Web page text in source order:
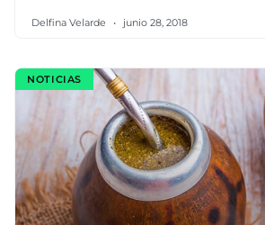
Delfina Velarde junio 28, 2018
NOTICIAS